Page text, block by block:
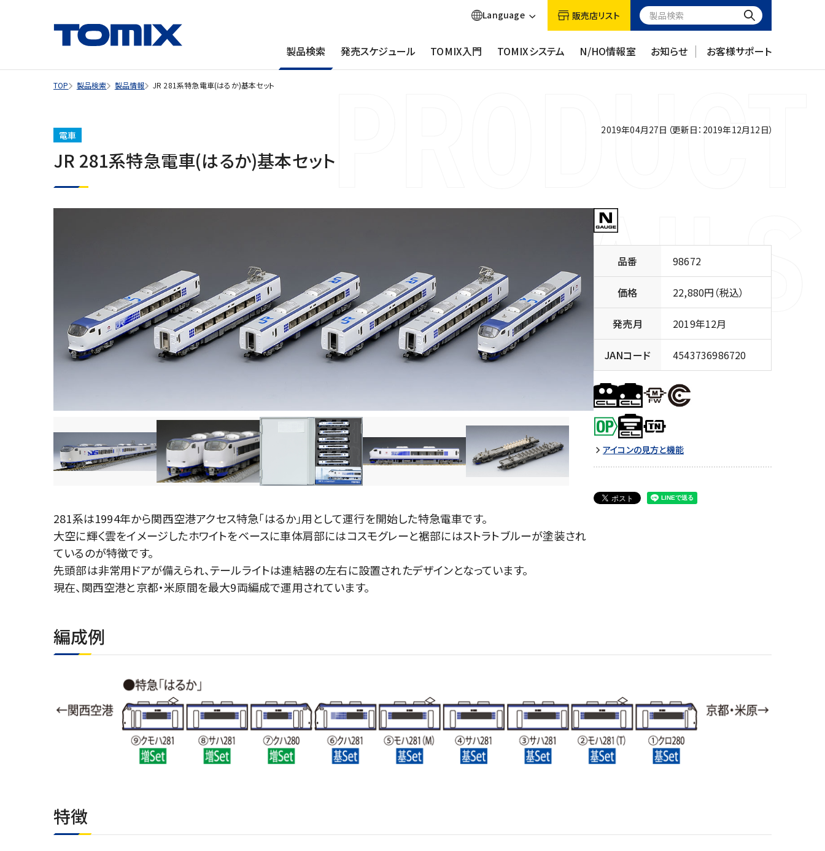
製品検索 発売スケジュール TOMIX入門 TOMIXシステム N/HO情報室 お知らせ お客様サポート
Language 販売店リスト
TOP 製品検索 製品情報 JR 281系特急電車(はるか)基本セット
電車
JR 281系特急電車(はるか)基本セット
2019年04月27日（更新日：2019年12月12日）
281系は1994年から関西空港アクセス特急「はるか」用として運行を開始した特急電車です。
大空に輝く雲をイメージしたホワイトをベースに車体肩部にはコスモグレーと裾部にはストラトブルーが塗装され
ているのが特徴です。
先頭部は非常用ドアが備えられ、テールライトは連結器の左右に設置されたデザインとなっています。
現在、関西空港と京都・米原間を最大9両編成で運用されています。
品番 98672
価格 22,880円（税込）
発売月 2019年12月
JANコード 4543736986720
アイコンの見方と機能
編成例
特徴